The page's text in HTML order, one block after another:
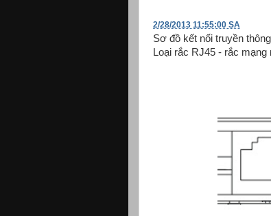
2/28/2013 11:55:00 SA
Sơ đồ kết nối truyền
Loại rắc RJ45 - rắc mạng